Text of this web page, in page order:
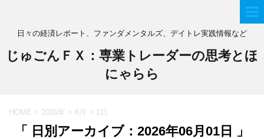
日々の経済レポート、ファンダメンタルズ、デイトレ実践情報など
じゅごんＦＸ：専業トレーダーの思考とほ
にゃらら
HOME > 2026年 > 6月 > 1日
「 日別アーカイブ：2026年06月01日 」